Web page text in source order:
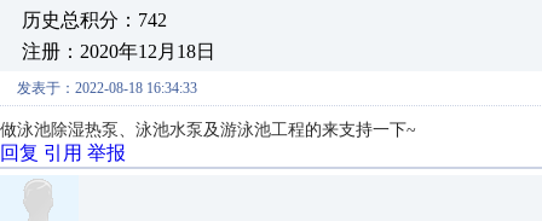
历史总积分：742
注册：2020年12月18日
发表于：2022-08-18 16:34:33
做泳池除湿热泵 、 泳池水泵 及游泳池工程的来支持一下~
回复 引用 举报